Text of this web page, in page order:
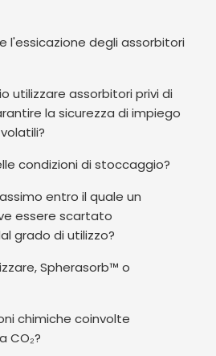
l'essicazione degli assorbitori
utilizzare assorbitori privi di
la sicurezza di impiego
condizioni di stoccaggio?
entro il quale un
essere scartato
grado di utilizzo?
Spherasorb™ o
chimiche coinvolte
CO₂?